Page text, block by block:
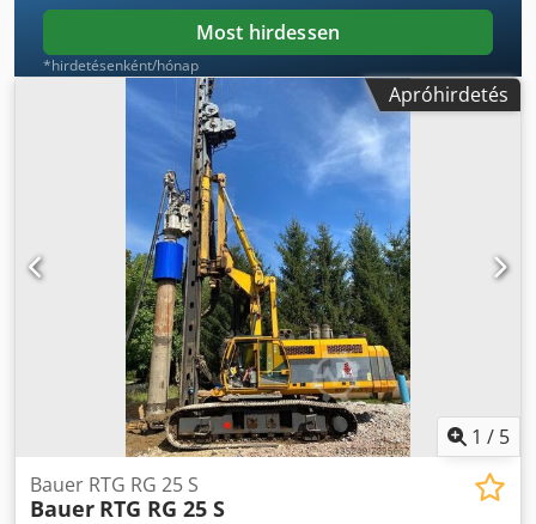
Most hirdessen
*hirdetésenként/hónap
Apróhirdetés
1 / 5
Bauer RTG RG 25 S
Bauer RTG RG 25 S